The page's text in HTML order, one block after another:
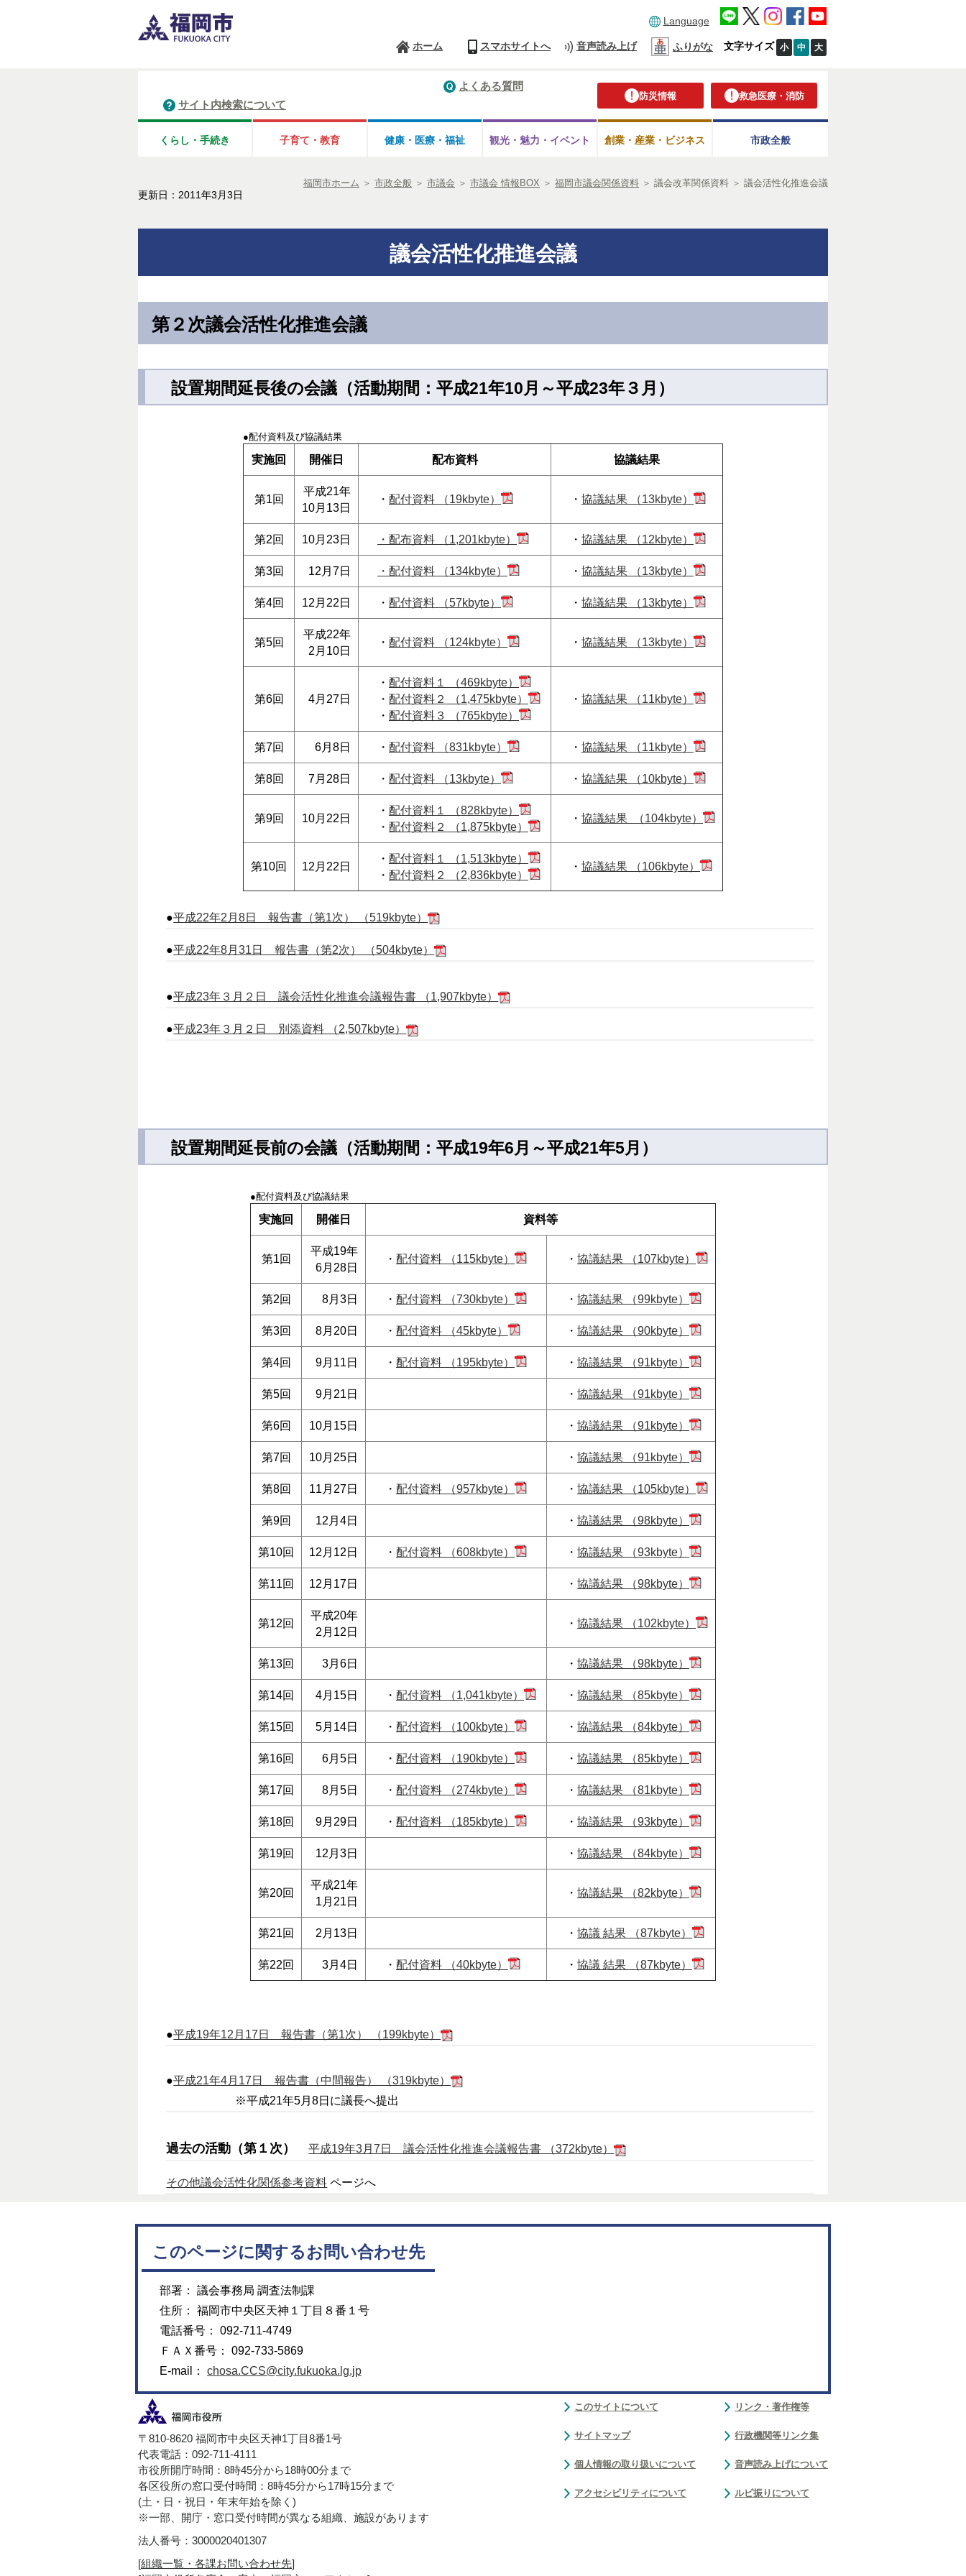
Language
ホーム スマホサイトへ 音声読み上げ ふりがな 文字サイズ 小 中 大
防災情報 救急医療・消防
よくある質問
サイト内検索について
くらし・手続き 子育て・教育 健康・医療・ 福祉 観光・魅力・ イベント 創業・産業・ビジネス 市政全般
福岡市ホーム ＞ 市政全般 ＞ 市議会 ＞ 市議会 情報BOX ＞ 福岡市議会関係資料 ＞ 議会改革関係資料 ＞ 議会活性化推進会議
更新日：2011年3月3日
議会活性化推進会議
第２次議会活性化推進会議
設置期間延長後の会議（活動期間：平成21年10月～平成23年３月）
●配付資料及び協議結果
実施回 開催日 配布資料 協議結果
第1回
平成21年
10月13日
・ 配付資料 （19kbyte） ・ 協議結果 （13kbyte）
第2回 10月23日 ・配布資料 （1,201kbyte） ・ 協議結果 （12kbyte）
第3回 12月7日 ・配付資料 （134kbyte） ・ 協議結果 （13kbyte）
第4回 12月22日 ・ 配付資料 （57kbyte） ・ 協議結果 （13kbyte）
第5回
平成22年
2月10日
・ 配付資料 （124kbyte） ・ 協議結果 （13kbyte）
第6回 4月27日
・ 配付資料１ （469kbyte）
・ 配付資料２ （1,475kbyte）
・ 配付資料３ （765kbyte）
・ 協議結果 （11kbyte）
第7回 6月8日 ・ 配付資料 （831kbyte） ・ 協議結果 （11kbyte）
第8回 7月28日 ・ 配付資料 （13kbyte） ・ 協議結果 （10kbyte）
第9回 10月22日
・ 配付資料１ （828kbyte）
・ 配付資料２ （1,875kbyte）
・ 協議結果 （104kbyte）
第10回 12月22日
・ 配付資料１ （1,513kbyte）
・ 配付資料２ （2,836kbyte）
・ 協議結果 （106kbyte）
●平成22年2月8日 報告書（第1次） （519kbyte）
●平成22年8月31日 報告書（第2次） （504kbyte）
●平成23年３月２日 議会活性化推進会議報告書 （1,907kbyte）
●平成23年３月２日 別添資料 （2,507kbyte）
設置期間延長前の会議（活動期間：平成19年6月～平成21年5月）
●配付資料及び協議結果
実施回 開催日 資料等
第1回
平成19年
6月28日
・ 配付資料 （115kbyte） ・ 協議結果 （107kbyte）
第2回 8月3日 ・ 配付資料 （730kbyte） ・ 協議結果 （99kbyte）
第3回 8月20日 ・ 配付資料 （45kbyte） ・ 協議結果 （90kbyte）
第4回 9月11日 ・ 配付資料 （195kbyte） ・ 協議結果 （91kbyte）
第5回 9月21日 ・ 協議結果 （91kbyte）
第6回 10月15日 ・ 協議結果 （91kbyte）
第7回 10月25日 ・ 協議結果 （91kbyte）
第8回 11月27日 ・ 配付資料 （957kbyte） ・ 協議結果 （105kbyte）
第9回 12月4日 ・ 協議結果 （98kbyte）
第10回 12月12日 ・ 配付資料 （608kbyte） ・ 協議結果 （93kbyte）
第11回 12月17日 ・ 協議結果 （98kbyte）
第12回
平成20年
2月12日
・ 協議結果 （102kbyte）
第13回 3月6日 ・ 協議結果 （98kbyte）
第14回 4月15日 ・ 配付資料 （1,041kbyte） ・ 協議結果 （85kbyte）
第15回 5月14日 ・ 配付資料 （100kbyte） ・ 協議結果 （84kbyte）
第16回 6月5日 ・ 配付資料 （190kbyte） ・ 協議結果 （85kbyte）
第17回 8月5日 ・ 配付資料 （274kbyte） ・ 協議結果 （81kbyte）
第18回 9月29日 ・ 配付資料 （185kbyte） ・ 協議結果 （93kbyte）
第19回 12月3日 ・ 協議結果 （84kbyte）
第20回
平成21年
1月21日
・ 協議結果 （82kbyte）
第21回 2月13日 ・ 協議 結果 （87kbyte）
第22回 3月4日 ・ 配付資料 （40kbyte） ・ 協議 結果 （87kbyte）
●平成19年12月17日 報告書（第1次） （199kbyte）
●平成21年4月17日 報告書（中間報告） （319kbyte）
※平成21年5月8日に議長へ提出
過去の活動（第１次）平成19年3月7日 議会活性化推進会議報告書 （372kbyte）
その他議会活性化関係参考資料 ページへ
このページに関するお問い合わせ先
部署： 議会事務局 調査法制課
住所： 福岡市中央区天神１丁目８番１号
電話番号： 092-711-4749
ＦＡＸ番号： 092-733-5869
E-mail： chosa.CCS@city.fukuoka.lg.jp
〒810-8620 福岡市中央区天神1丁目8番1号
代表電話：092-711-4111
市役所開庁時間：8時45分から18時00分まで
各区役所の窓口受付時間：8時45分から17時15分まで
(土・日・祝日・年末年始を除く)
※一部、開庁・窓口受付時間が異なる組織、施設があります
法人番号：3000020401307
[組織一覧・各課お問い合わせ先]
このサイトについて
サイトマップ
個人情報の取り扱いについて
アクセシビリティについて
リンク・著作権等
行政機関等リンク集
音声読み上げについて
ルビ振りについて